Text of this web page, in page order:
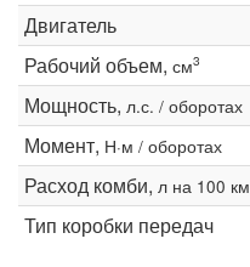
Двигатель
Рабочий объем, см3
Мощность, л.с. / оборотах
Момент, Н·м / оборотах
Расход комби, л на 100 км
Тип коробки передач